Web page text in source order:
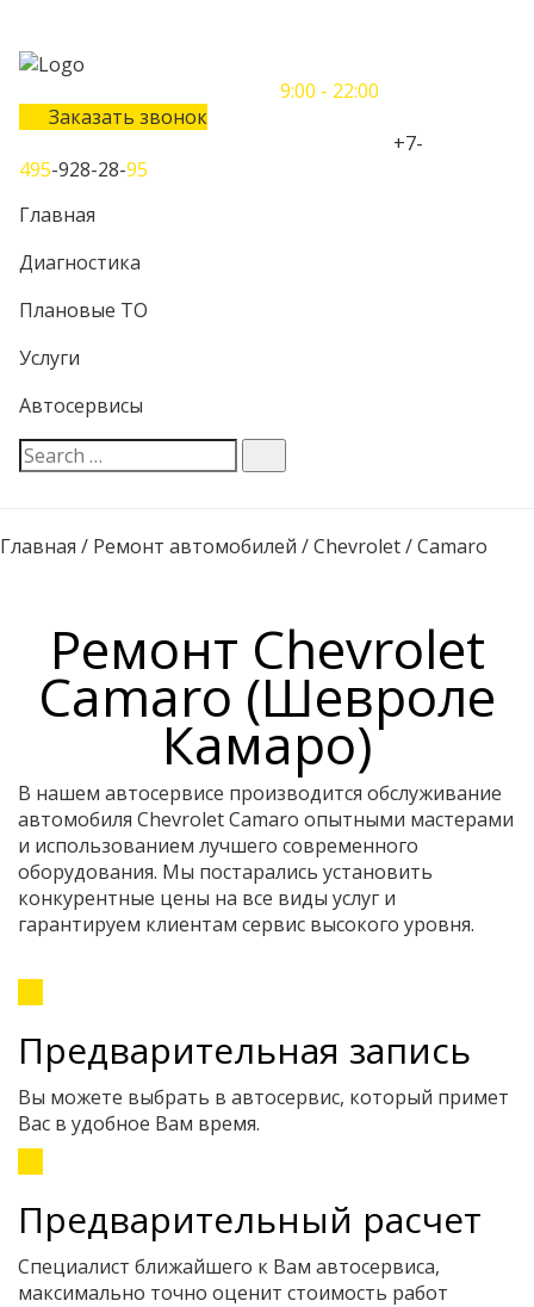
9:00 - 22:00
Заказать звонок
+7-
495-928-28-95
Главная
Диагностика
Плановые ТО
Услуги
Автосервисы
Главная / Ремонт автомобилей /Chevrolet/Camaro
Ремонт Chevrolet
Camaro (Шевроле
Камаро)
В нашем автосервисе производится обслуживание
автомобиля Chevrolet Camaro опытными мастерами
и использованием лучшего современного
оборудования. Мы постарались установить
конкурентные цены на все виды услуг и
гарантируем клиентам сервис высокого уровня.
Предварительная запись
Вы можете выбрать в автосервис, который примет
Вас в удобное Вам время.
Предварительный расчет
Специалист ближайшего к Вам автосервиса,
максимально точно оценит стоимость работ